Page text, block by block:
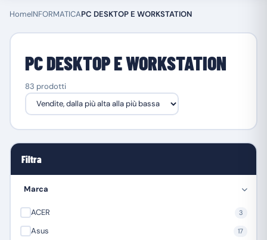
HomeINFORMATICAPC DESKTOP E WORKSTATION
PC DESKTOP E WORKSTATION
83 prodotti
Filtra
Marca
ACER 3
Asus 17